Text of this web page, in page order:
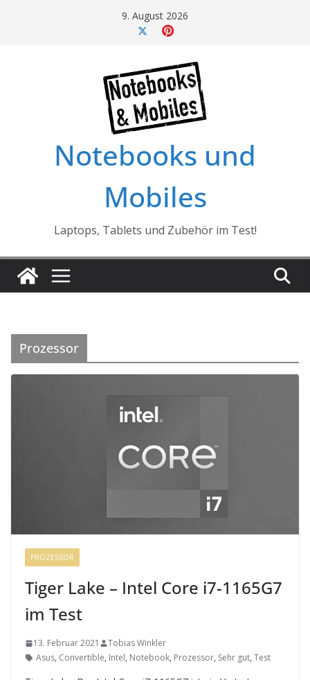
9. August 2026
Notebooks und
Mobiles
Laptops, Tablets und Zubehör im Test!
Prozessor
PROZESSOR
Tiger Lake – Intel Core i7-1165G7
im Test
13. Februar 2021
Tobias Winkler
Asus, Convertible, Intel, Notebook, Prozessor, Sehr gut, Test